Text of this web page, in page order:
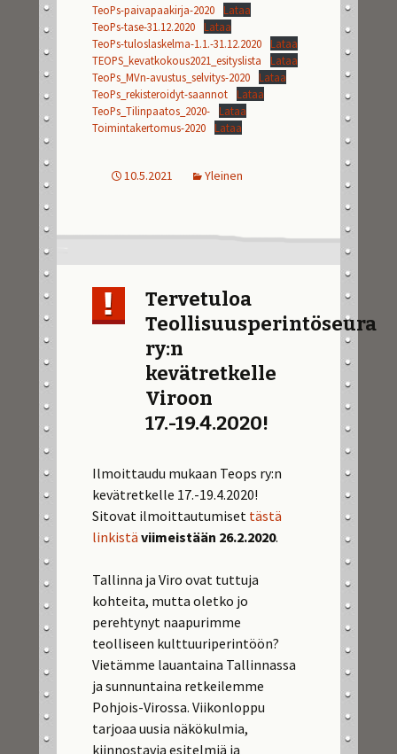
TeoPs-paivapaakirja-2020
Lataa
TeoPs-tase-31.12.2020
Lataa
TeoPs-tuloslaskelma-1.1.-31.12.2020
Lataa
TEOPS_kevatkokous2021_esityslista
Lataa
TeoPs_MVn-avustus_selvitys-2020
Lataa
TeoPs_rekisteroidyt-saannot
Lataa
TeoPs_Tilinpaatos_2020-
Lataa
Toimintakertomus-2020
Lataa
10.5.2021 Yleinen
Tervetuloa
Teollisuusperintöseura
ry:n
kevätretkelle
Viroon
17.-19.4.2020!
Ilmoittaudu mukaan Teops ry:n
kevätretkelle 17.-19.4.2020!
Sitovat ilmoittautumiset tästä
linkistä viimeistään 26.2.2020.
Tallinna ja Viro ovat tuttuja
kohteita, mutta oletko jo
perehtynyt naapurimme
teolliseen kulttuuriperintöön?
Vietämme lauantaina Tallinnassa
ja sunnuntaina retkeilemme
Pohjois-Virossa. Viikonloppu
tarjoaa uusia näkökulmia,
kiinnostavia esitelmiä ja